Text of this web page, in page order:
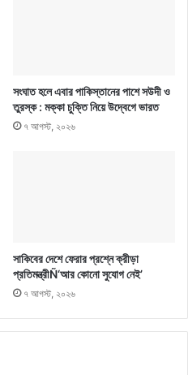
সংঘাত হলে এবার পাকিস্তানের পাশে সউদী ও
তুরস্ক : মক্কা চুক্তি নিয়ে উদ্বেগে ভারত
৭ আগস্ট, ২০২৬
সাকিবের দেশে ফেরার প্রশ্নে ক্রীড়া
প্রতিমন্ত্রীÑ‘আর কোনো সুযোগ নেই’
৭ আগস্ট, ২০২৬